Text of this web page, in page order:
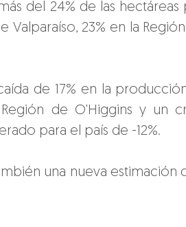
del 24% de las hectáreas
23% en la
de 17% en la
de O'Higgins y un
para el país de -12%.
una nueva estimación